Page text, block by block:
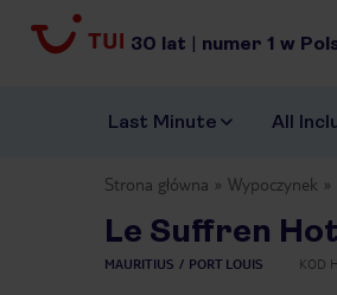
30 lat | numer 1 w
Last Minute All
Strona główna Wypoczynek
Le Suffren
MAURITIUS PORT LOUIS KOD